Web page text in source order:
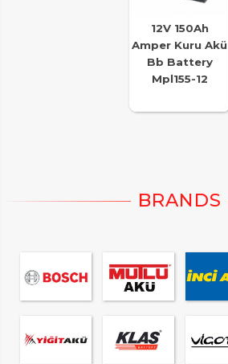
12V 150Ah
Amper Kuru Akü
Bb Battery
Mpl155-12